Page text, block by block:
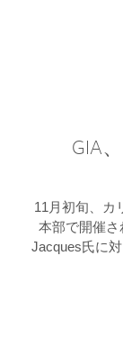
GIA
11月初旬、カ
本部で開催
Jacques氏に